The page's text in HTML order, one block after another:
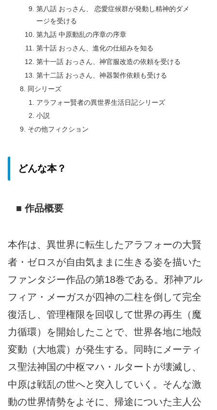
第八話 おっさん、 恋愛症候群が発動し精神的ダメ
ージを受ける
第九話 中原動乱の序章の序章
第十話 おっさん、進化の仕組みを知る
第十一話 おっさん、神官服改造の依頼を受ける
第十二話 おっさん、神器製作依頼も受ける
同シリーズ
アラフォー賢者の異世界生活日記シリーズ
小説
その他フィクション
どんな本？
■ 作品概要
本作は、異世界に転生したアラフォーの大賢
者・ゼロスが自由気ままに生きる姿を描いた
ファンタジー作品の第18巻である。邪神アル
フィア・メーガスが四神の二柱を倒して完全
復活し、管理権限を回収して世界の再生（魔
力循環）を開始したことで、世界各地に地殻
変動（大地震）が発生する。同時にメーティ
ス聖法神国の中枢マハ・ルタートが壊滅し、
中原は戦乱の世へと突入していく。そんな激
動の世界情勢をよそに、帰途についた主人公